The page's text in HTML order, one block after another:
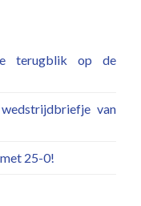
terugblik op de
van
25-0!